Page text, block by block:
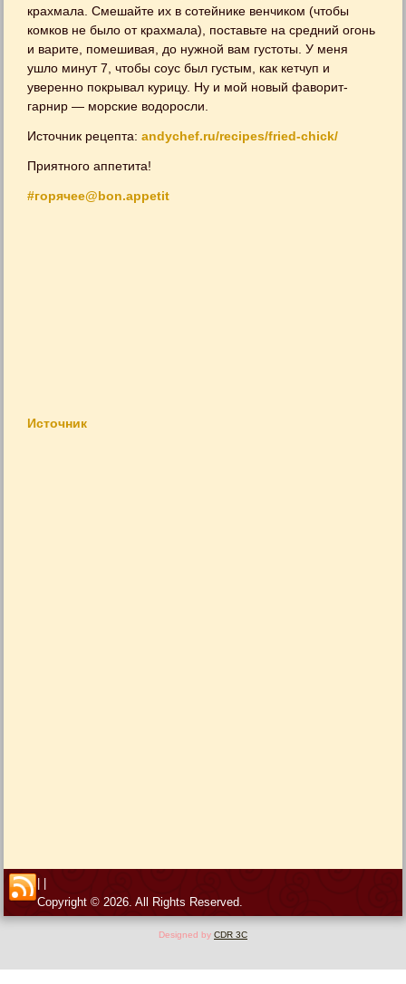
крахмала. Смешайте их в сотейнике венчиком (чтобы
комков не было от крахмала), поставьте на средний огонь
и варите, помешивая, до нужной вам густоты. У меня
ушло минут 7, чтобы соус был густым, как кетчуп и
уверенно покрывал курицу. Ну и мой новый фаворит-
гарнир — морские водоросли.
Источник рецепта:andychef.ru/recipes/fried-chick/
Приятного аппетита!
#горячее@bon.appetit
Источник
Copyright © 2026. All Rights Reserved.
Designed by CDR 3C